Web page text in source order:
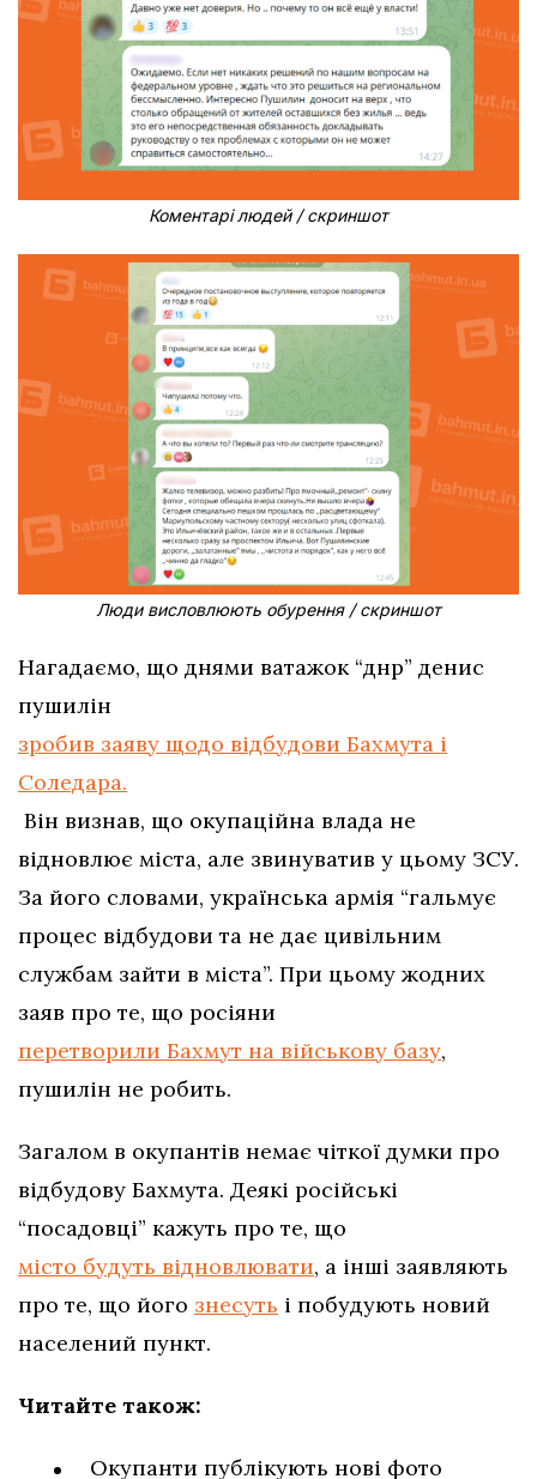
Коментарі людей / скриншот
Люди висловлюють обурення / скриншот
Нагадаємо, що днями ватажок “днр” денис
пушилін
зробив заяву щодо відбудови Бахмута і
Соледара.
Він визнав, що окупаційна влада не
відновлює міста, але звинуватив у цьому ЗСУ.
За його словами, українська армія “гальмує
процес відбудови та не дає цивільним
службам зайти в міста”. При цьому жодних
заяв про те, що росіяни
перетворили Бахмут на військову базу,
пушилін не робить.
Загалом в окупантів немає чіткої думки про
відбудову Бахмута. Деякі російські
“посадовці” кажуть про те, що
місто будуть відновлювати, а інші заявляють
про те, що його знесуть і побудують новий
населений пункт.
Читайте також:
Окупанти публікують нові фото